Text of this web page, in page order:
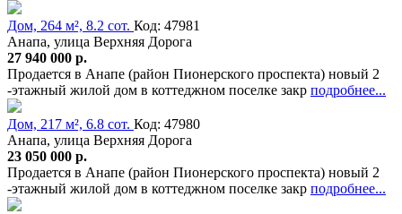
Дом, 264 м², 8.2 сот. Код: 47981
Анапа, улица Верхняя Дорога
27 940 000 р.
Продается в Анапе (район Пионерского проспекта) новый 2
-этажный жилой дом в коттеджном поселке закр подробнее...
Дом, 217 м², 6.8 сот. Код: 47980
Анапа, улица Верхняя Дорога
23 050 000 р.
Продается в Анапе (район Пионерского проспекта) новый 2
-этажный жилой дом в коттеджном поселке закр подробнее...